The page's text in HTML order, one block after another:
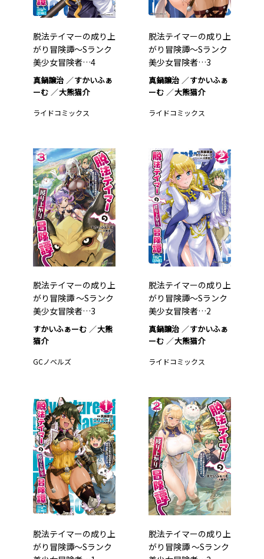
脱法テイマーの成り上
がり冒険譚～Sランク
美少女冒険者…4
真鍋譲治
すかいふぁ
ーむ
大熊猫介
ライドコミックス
脱法テイマーの成り上
がり冒険譚～Sランク
美少女冒険者…3
真鍋譲治
すかいふぁ
ーむ
大熊猫介
ライドコミックス
脱法テイマーの成り上
がり冒険譚 ～Sランク
美少女冒険者…3
すかいふぁーむ
大熊
猫介
GCノベルズ
脱法テイマーの成り上
がり冒険譚～Sランク
美少女冒険者…2
真鍋譲治
すかいふぁ
ーむ
大熊猫介
ライドコミックス
脱法テイマーの成り上
がり冒険譚～Sランク
脱法テイマーの成り上
がり冒険譚 ～Sランク